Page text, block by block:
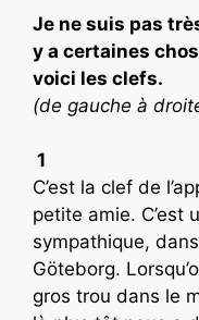
Je ne suis pas
y a certaines
voici les clefs.
(de gauche à
1
C’est la clef de
petite amie. C’est
sympathique,
Göteborg.
gros trou dans le